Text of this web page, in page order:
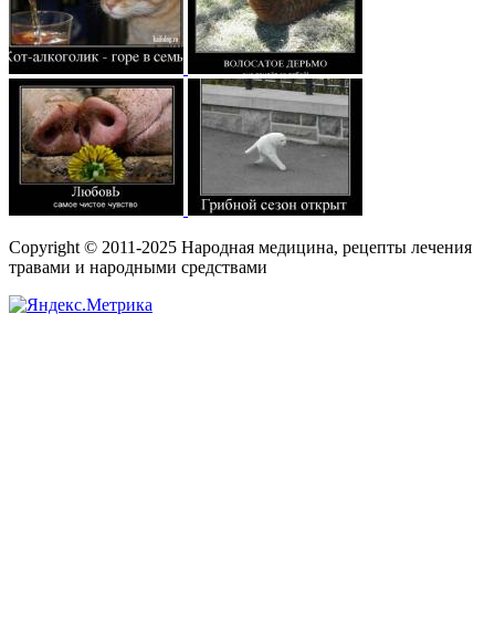
Copyright © 2011-2025 Народная медицина, рецепты лечения
травами и народными средствами